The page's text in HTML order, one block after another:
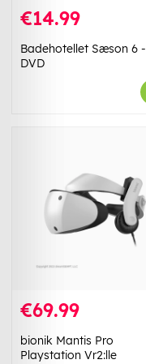
€14.99
Badehotellet Sæson 6 -
DVD
€69.99
bionik Mantis Pro
Playstation Vr2:lle